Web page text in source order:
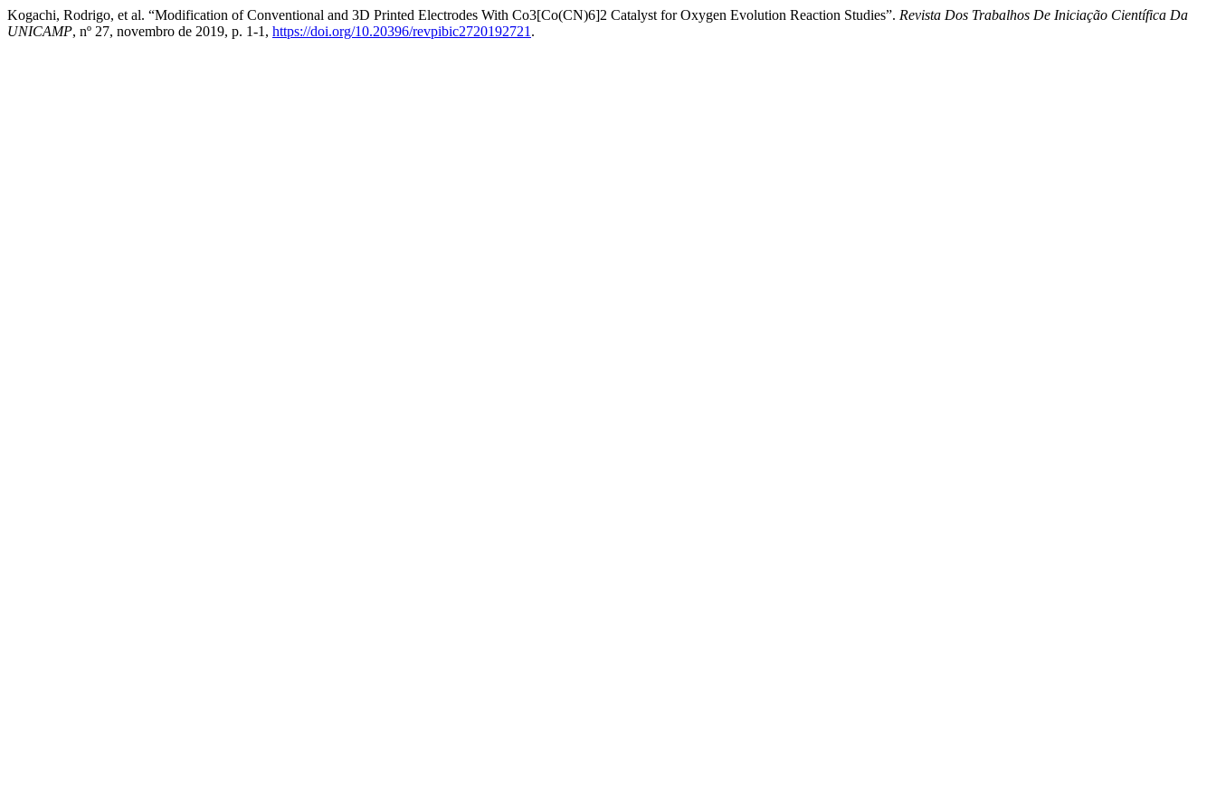
Kogachi, Rodrigo, et al. “Modification of Conventional and 3D Printed Electrodes With Co3[Co(CN)6]2 Catalyst for Oxygen Evolution Reaction Studies”. Revista Dos Trabalhos De Iniciação Científica Da
UNICAMP, nº 27, novembro de 2019, p. 1-1, https://doi.org/10.20396/revpibic2720192721 .